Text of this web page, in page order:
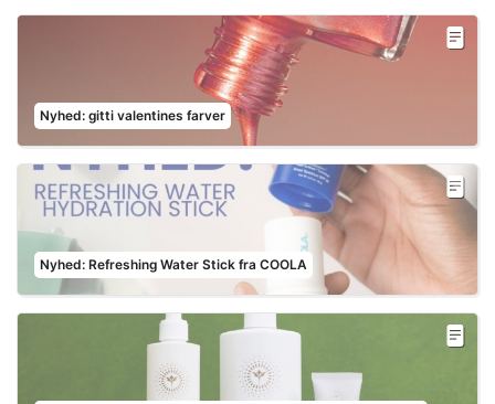
Nyhed: gitti valentines farver
Nyhed: Refreshing Water Stick fra COOLA